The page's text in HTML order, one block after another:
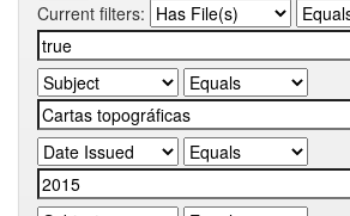
Current filters: